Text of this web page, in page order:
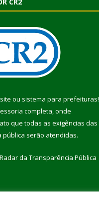
CR2
ou sistema para prefeituras!
completa, onde
que todas as exigências das
pública serão atendidas.
Radar da Transparência Pública